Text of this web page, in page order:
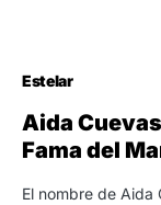
Estelar
Aida
Fama del
El nombre de Aida